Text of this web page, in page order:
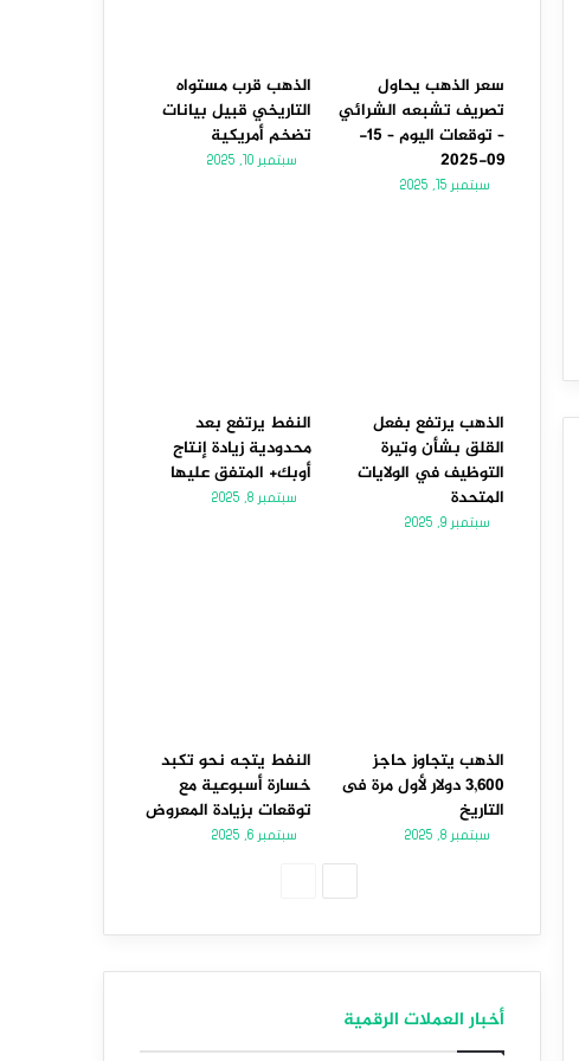
سعر الذهب يحاول
تصريف تشبعه الشرائي
– توقعات اليوم – 15-
09-2025
سبتمبر 15, 2025
الذهب قرب مستواه
التاريخي قبيل بيانات
تضخم أمريكية
سبتمبر 10, 2025
الذهب يرتفع بفعل
القلق بشأن وتيرة
التوظيف في الولايات
المتحدة
سبتمبر 9, 2025
النفط يرتفع بعد
محدودية زيادة إنتاج
أوبك+ المتفق عليها
سبتمبر 8, 2025
الذهب يتجاوز حاجز
3,600 دولار لأول مرة فى
التاريخ
سبتمبر 8, 2025
النفط يتجه نحو تكبد
خسارة أسبوعية مع
توقعات بزيادة المعروض
سبتمبر 6, 2025
أخبار العملات الرقمية